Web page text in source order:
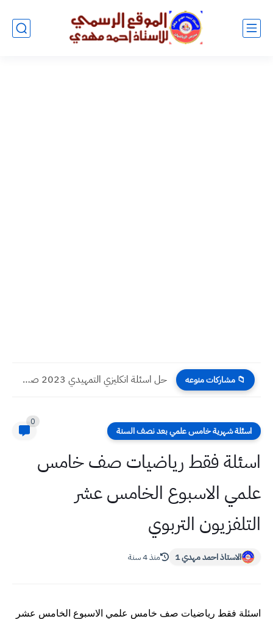
📁 مشاركات منوعه حل اسئلة انكليزي التمهيدي 2023 صف سادس ادبي
اسئلة شهرية خامس علمي بعد نصف السنة
0
اسئلة فقط رياضيات صف خامس
علمي الاسبوع الخامس عشر
التلفزيون التربوي
الاستاذ احمد مهدي 1 منذ 4 سنة
اسئلة فقط رياضيات صف خامس علمي الاسبوع الخامس عشر